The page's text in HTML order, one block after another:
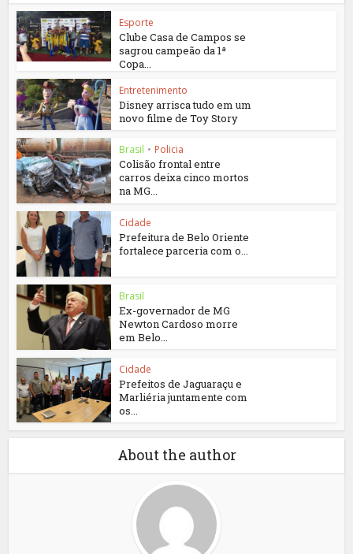
Esporte
Clube Casa de Campos se
sagrou campeão da 1ª
Copa...
Entretenimento
Disney arrisca tudo em um
novo filme de Toy Story
Brasil • Policia
Colisão frontal entre
carros deixa cinco mortos
na MG...
Cidade
Prefeitura de Belo Oriente
fortalece parceria com o...
Brasil
Ex-governador de MG
Newton Cardoso morre
em Belo...
Cidade
Prefeitos de Jaguaraçu e
Marliéria juntamente com
os...
About the author